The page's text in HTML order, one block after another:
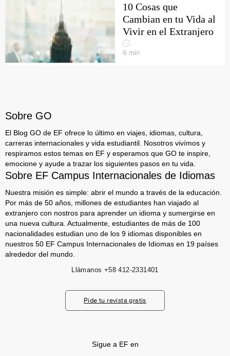
10 Cosas que
Cambian en tu Vida al
Vivir en el Extranjero
6 min
Sobre GO
El Blog GO de EF ofrece lo último en viajes, idiomas, cultura,
carreras internacionales y vida estudiantil. Nosotros vivímos y
respiramos estos temas en EF y esperamos que GO te inspire,
emocione y ayude a trazar los siguientes pasos en tu vida.
Sobre EF Campus Internacionales de Idiomas
Nuestra misión es simple: abrir el mundo a través de la educación.
Por más de 50 años, millones de estudiantes han viajado al
extranjero con nostros para aprender un idioma y sumergirse en
una nueva cultura. Actualmente, estudiantes de más de 100
nacionalidades estudian uno de los 9 idiomas disponibles en
nuestros 50 EF Campus Internacionales de Idiomas en 19 países
alrededor del mundo.
Llámanos +58 412-2331401
Pide tu revista gratis
Sígue a EF en